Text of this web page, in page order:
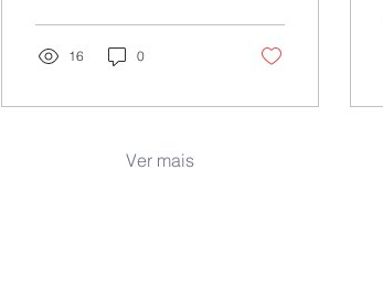
14 de agosto
16 0
Ver mais